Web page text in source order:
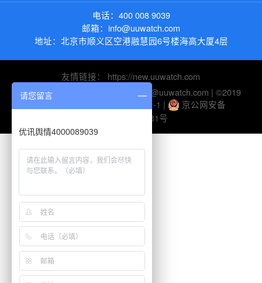
电话： 400 008 9039
邮箱： info@uuwatch.com
地址： 北京市顺义区空港融慧园6号楼海高大厦4层
友情链接： https://new.uuwatch.com
电话：010-82895510 | 邮箱：help@uuwatch.com | ©2019
UUWatch-
京ICP备10045116号-1 |
京公网安备
11010802026281号
请您留言
优讯舆情4000089039